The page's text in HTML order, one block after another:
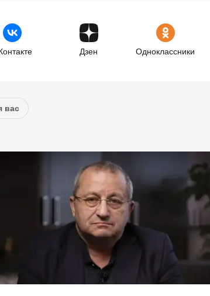
Дзен Одноклассники
вас